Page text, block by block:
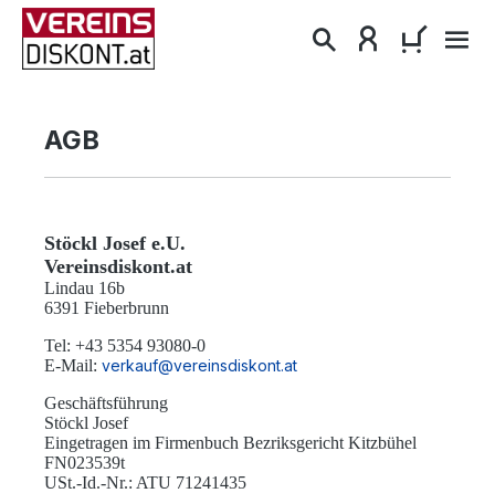
springen
AGB
Stöckl Josef e.U.
Vereinsdiskont.at
Lindau 16b
6391 Fieberbrunn
Tel: +43 5354 93080-0
E-Mail: verkauf@vereinsdiskont.at
Geschäftsführung
Stöckl Josef
Eingetragen im Firmenbuch Bezriksgericht Kitzbühel
FN023539t
USt.-Id.-Nr.: ATU 71241435